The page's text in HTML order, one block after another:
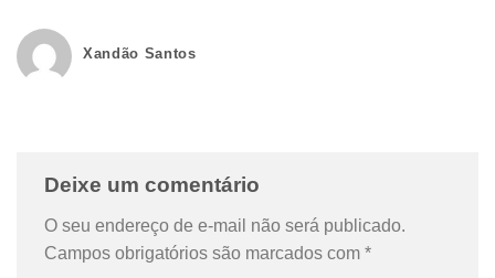
Xandão Santos
Deixe um comentário
O seu endereço de e-mail não será publicado.
Campos obrigatórios são marcados com *